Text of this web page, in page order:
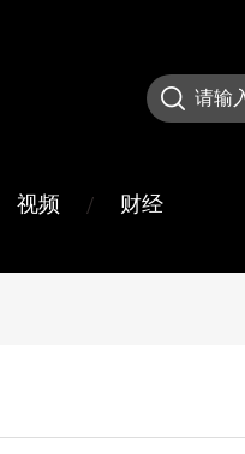
视频 / 财经